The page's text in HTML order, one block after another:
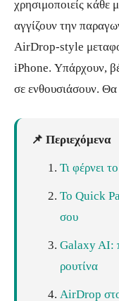
χρησιμοποιείς κάθε
αγγίζουν την
AirDrop-style
iPhone. Υπάρχουν,
σε ενθουσιάσουν.
📌 Περιεχόμενα
Τι φέρνει
Το Quick
σου
Galaxy AI:
ρουτίνα
AirDrop